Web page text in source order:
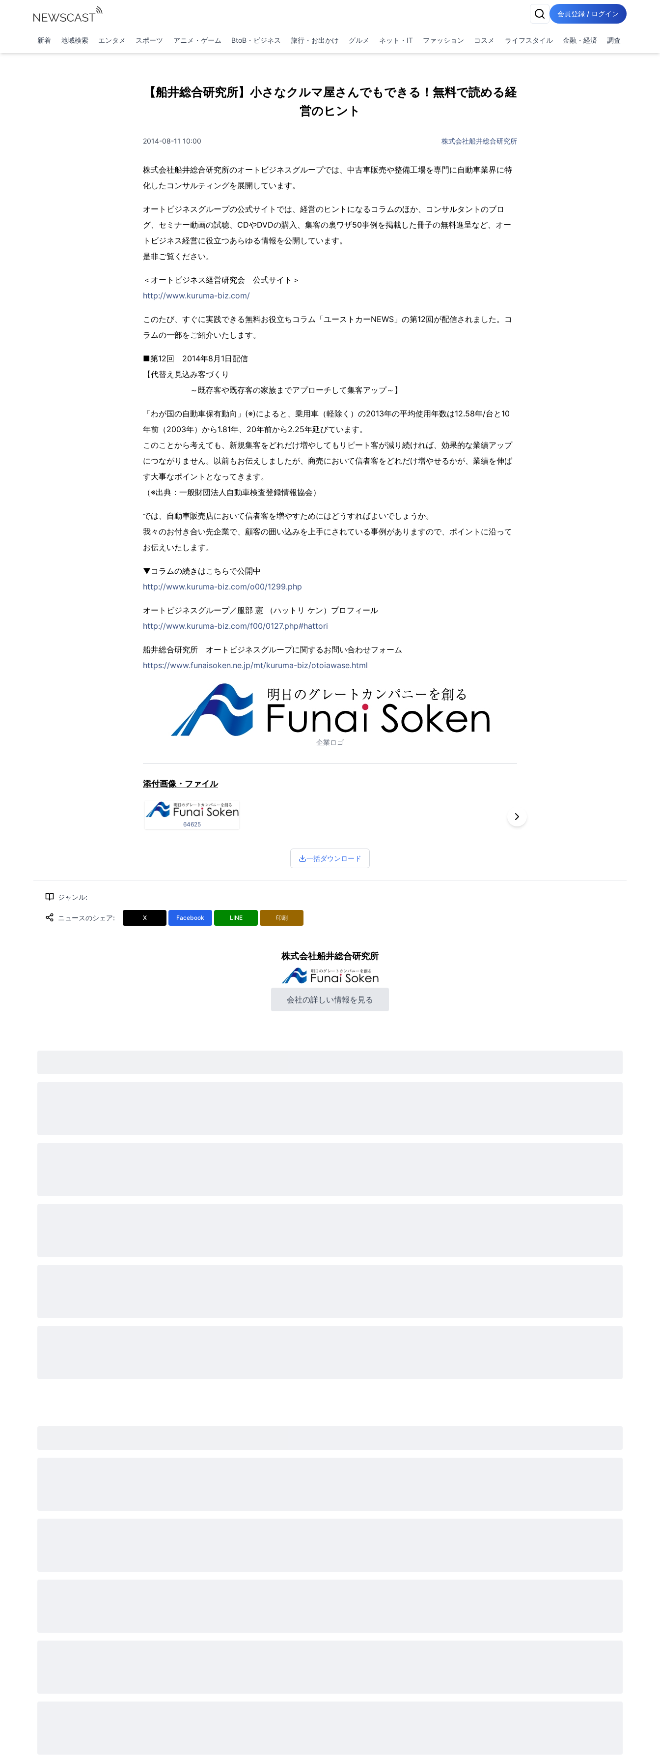
会員登録 / ログイン
新着 地域検索 エンタメ スポーツ アニメ・ゲーム BtoB・ビジネス 旅行・お出かけ グルメ ネット・IT ファッション コスメ ライフスタイル 金融・経済 調査
【船井総合研究所】小さなクルマ屋さんでもできる！無料で読める経
営のヒント
2014-08-11 10:00 株式会社船井総合研究所
株式会社船井総合研究所のオートビジネスグループでは、中古車販売や整備工場を専門に自動車業界に特
化したコンサルティングを展開しています。
オートビジネスグループの公式サイトでは、経営のヒントになるコラムのほか、コンサルタントのブロ
グ、セミナー動画の試聴、CDやDVDの購入、集客の裏ワザ50事例を掲載した冊子の無料進呈など、オー
トビジネス経営に役立つあらゆる情報を公開しています。
是非ご覧ください。
＜オートビジネス経営研究会 公式サイト＞
http://www.kuruma-biz.com/
このたび、すぐに実践できる無料お役立ちコラム「ユーストカーNEWS」の第12回が配信されました。コ
ラムの一部をご紹介いたします。
■第12回 2014年8月1日配信
【代替え見込み客づくり
～既存客や既存客の家族までアプローチして集客アップ～】
「わが国の自動車保有動向」(※)によると、乗用車（軽除く）の2013年の平均使用年数は12.58年/台と10
年前（2003年）から1.81年、20年前から2.25年延びています。
このことから考えても、新規集客をどれだけ増やしてもリピート客が減り続ければ、効果的な業績アップ
につながりません。以前もお伝えしましたが、商売において信者客をどれだけ増やせるかが、業績を伸ば
す大事なポイントとなってきます。
（※出典：一般財団法人自動車検査登録情報協会）
では、自動車販売店において信者客を増やすためにはどうすればよいでしょうか。
我々のお付き合い先企業で、顧客の囲い込みを上手にされている事例がありますので、ポイントに沿って
お伝えいたします。
▼コラムの続きはこちらで公開中
http://www.kuruma-biz.com/o00/1299.php
オートビジネスグループ／服部 憲 （ハットリ ケン）プロフィール
http://www.kuruma-biz.com/f00/0127.php#hattori
船井総合研究所 オートビジネスグループに関するお問い合わせフォーム
https://www.funaisoken.ne.jp/mt/kuruma-biz/otoiawase.html
企業ロゴ
添付画像・ファイル
64625
一括ダウンロード
ジャンル:
ニュースのシェア: X Facebook LINE 印刷
株式会社船井総合研究所
会社の詳しい情報を見る